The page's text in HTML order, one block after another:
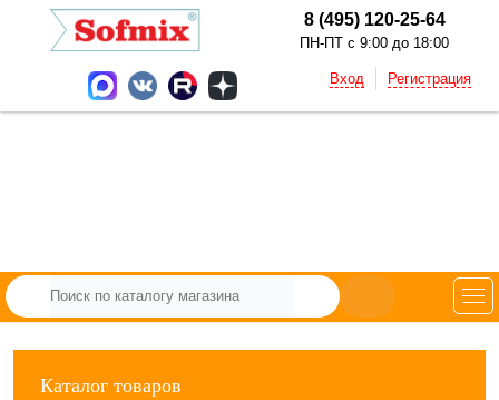
8 (495) 120-25-64
ПН-ПТ с 9:00 до 18:00
Вход Регистрация
Каталог товаров